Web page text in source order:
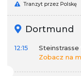
Tranzyt przez Polskę
Dortmund
12:15
Steinstrasse
Zobacz na